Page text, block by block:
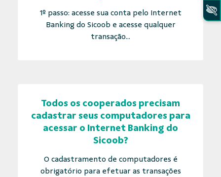
1º passo: acesse sua conta pelo Internet
Banking do Sicoob e acesse qualquer
transação...
Todos os cooperados precisam
cadastrar seus computadores para
acessar o Internet Banking do
Sicoob?
O cadastramento de computadores é
obrigatório para efetuar as transações